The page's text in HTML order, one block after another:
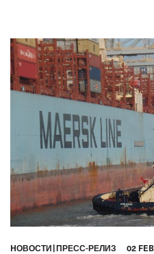
МЕЖАМЕРИКАНСКОЕ БЮРО
HОВОСТИ ПРЕСС-РЕЛИЗ 02